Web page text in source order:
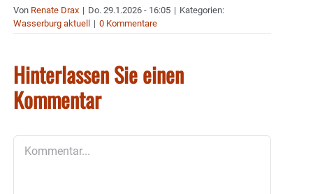
Von Renate Drax | Do. 29.1.2026 - 16:05 | Kategorien:
Wasserburg aktuell
| 0 Kommentare
Hinterlassen Sie einen
Kommentar